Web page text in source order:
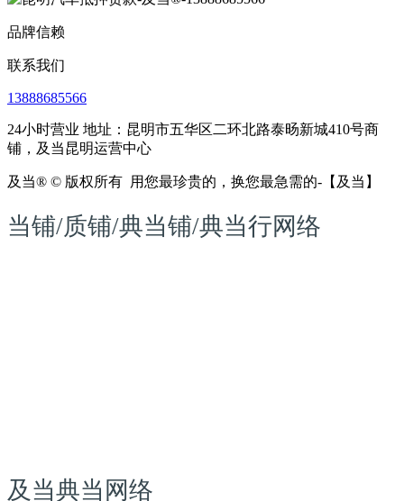
品牌信赖
联系我们
13888685566
24小时营业 地址：昆明市五华区二环北路泰旸新城410号商
铺，及当昆明运营中心
及当® © 版权所有 用您最珍贵的，换您最急需的-【及当】
当铺/质铺/典当铺/典当行网络
及当典当网络